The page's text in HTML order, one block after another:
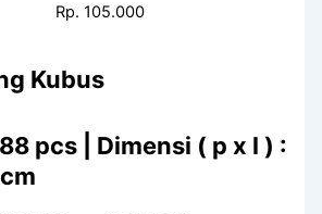
Rp. 105.000
Kubus
pcs | Dimensi ( p x l ) :